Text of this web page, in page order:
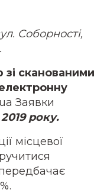
Соборності,
сканованими
Заявки
року.
місцевої